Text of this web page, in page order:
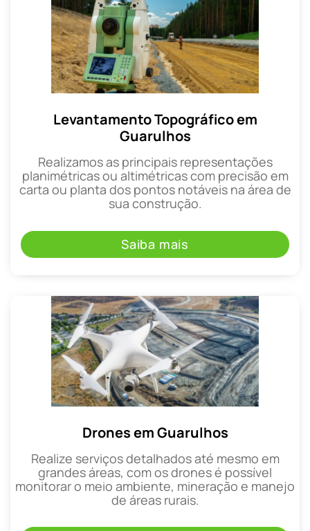
Levantamento Topográfico em
Guarulhos
Realizamos as principais representações
planimétricas ou altimétricas com precisão em
carta ou planta dos pontos notáveis na área de
sua construção.
Saiba mais
Drones em Guarulhos
Realize serviços detalhados até mesmo em
grandes áreas, com os drones é possível
monitorar o meio ambiente, mineração e manejo
de áreas rurais.